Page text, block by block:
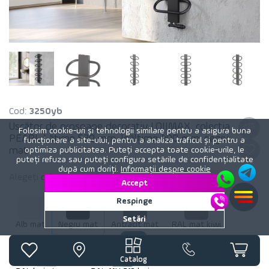
Catalog
Cod: 3250yb
Uscător de prosoape decorativ LOJIMAX, colecția
PEARL Lățime 530 mm. Înălțime 400 mm. negru
mat
culoarecalorifer:Negru mat
Alb mat Negru mat Antracit mat RAL mat kiwi
Folosim cookie-uri și tehnologii similare pentru a asigura buna
funcționare a site-ului, pentru a analiza traficul și pentru a
optimiza publicitatea. Puteți accepta toate cookie-urile, le
puteți refuza sau puteți configura setările de confidențialitate
după cum doriți.
Informații despre cookie
Accept
Respinge
Setări